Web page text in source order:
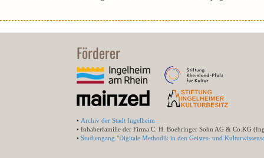
Förderer
• Archiv der Stadt Ingelheim
• Inhaberfamilie der Firma C. H. Boehringer Sohn AG & Co.KG
• Studiengang "Digitale Methodik in den Geistes- und